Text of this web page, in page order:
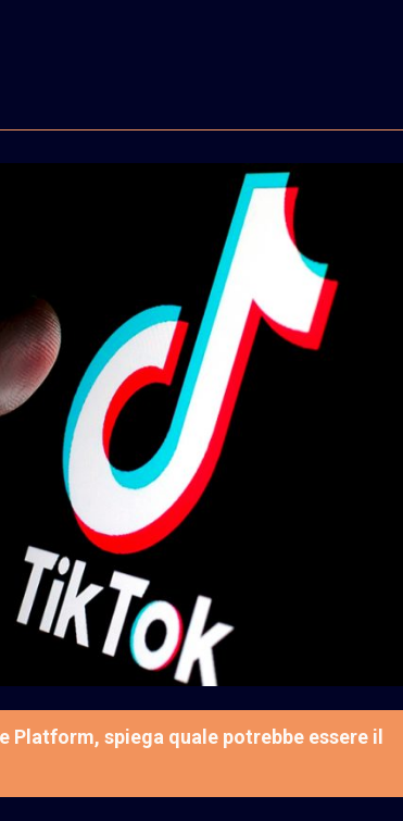
spiega quale potrebbe essere il